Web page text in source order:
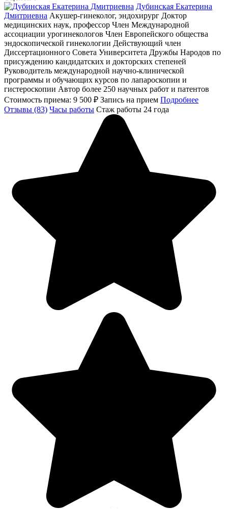
Дубинская Екатерина
Дмитриевна Акушер-гинеколог, эндохирург Доктор
медицинских наук, профессор Член Международной
ассоциации урогинекологов Член Европейского общества
эндоскопической гинекологии Действующий член
Диссертационного Совета Университета Дружбы Народов по
присуждению кандидатских и докторских степеней
Руководитель международной научно-клинической
программы и обучающих курсов по лапароскопии и
гистероскопии Автор более 250 научных работ и патентов
Стоимость приема: 9 500 ₽ Запись на прием Подробнее
Отзывы (83) Часы работы Стаж работы 24 года